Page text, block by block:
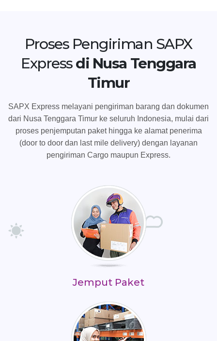
Proses Pengiriman SAPX
Expressdi Nusa Tenggara
Timur
SAPX Express melayani pengiriman barang dan dokumen
dari Nusa Tenggara Timur ke seluruh Indonesia, mulai dari
proses penjemputan paket hingga ke alamat penerima
(door to door dan last mile delivery) dengan layanan
pengiriman Cargo maupun Express.
Jemput Paket